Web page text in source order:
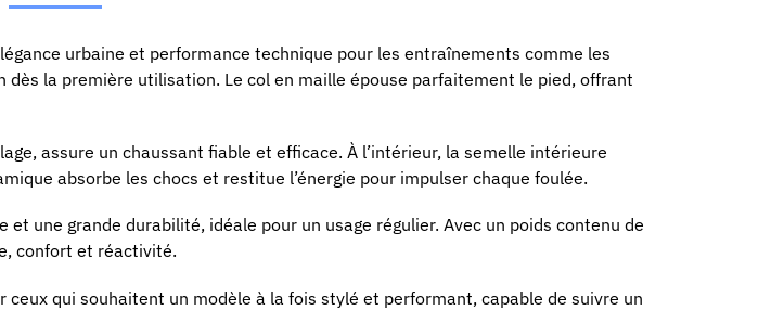
urbaine et performance technique pour les entraînements comme les
la première utilisation. Le col en maille épouse parfaitement le pied, offrant
assure un chaussant fiable et efficace. À l’intérieur, la semelle intérieure
absorbe les chocs et restitue l’énergie pour impulser chaque foulée.
une grande durabilité, idéale pour un usage régulier. Avec un poids contenu de
confort et réactivité.
qui souhaitent un modèle à la fois stylé et performant, capable de suivre un